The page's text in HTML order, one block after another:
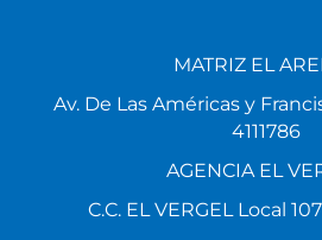
MATRIZ EL
Av. De Las Américas y
4111786
AGENCIA EL
C.C. EL VERGEL Local